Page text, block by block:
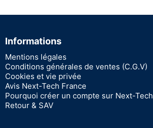
Informations
Mentions légales
Conditions générales de ventes (C.G.V)
Cookies et vie privée
Avis Next-Tech France
Pourquoi créer un compte sur Next-Tech
Retour & SAV